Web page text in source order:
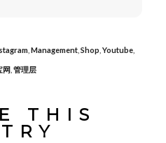
, Management, Shop Youtube,
网 管理层
THIS